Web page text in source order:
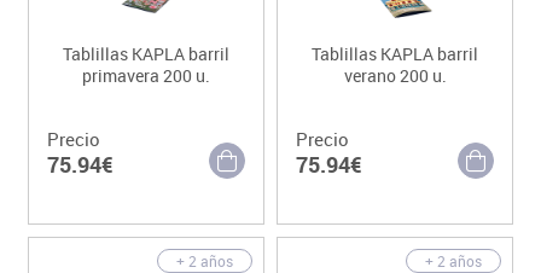
Tablillas KAPLA barril
primavera 200 u.
Precio
75.94€
Tablillas KAPLA barril
verano 200 u.
Precio
75.94€
+ 2 años + 2 años